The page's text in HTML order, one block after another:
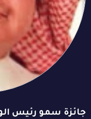
جائزة سمو رئيس